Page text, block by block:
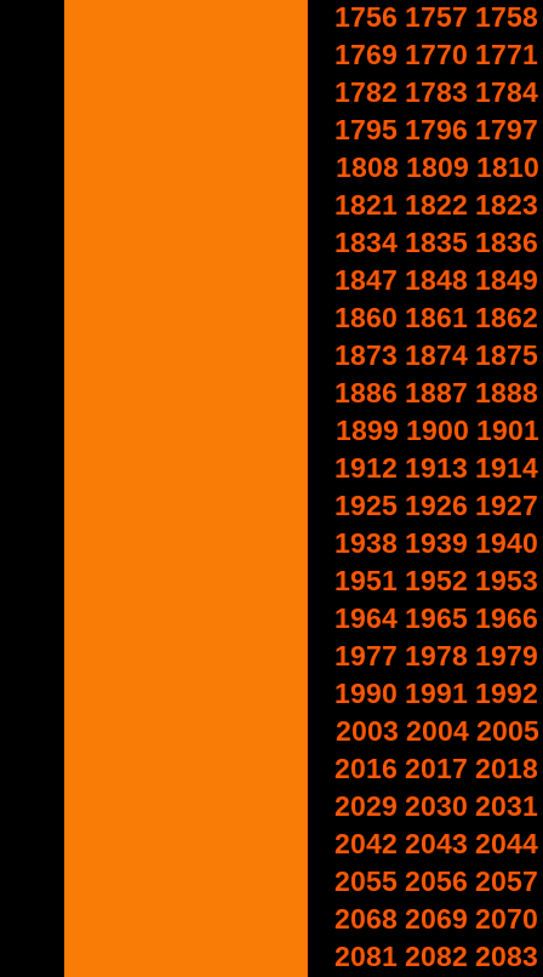
1756 1757 1758
1769 1770 1771
1782 1783 1784
1795 1796 1797
1808 1809 1810
1821 1822 1823
1834 1835 1836
1847 1848 1849
1860 1861 1862
1873 1874 1875
1886 1887 1888
1899 1900 1901
1912 1913 1914
1925 1926 1927
1938 1939 1940
1951 1952 1953
1964 1965 1966
1977 1978 1979
1990 1991 1992
2003 2004 2005
2016 2017 2018
2029 2030 2031
2042 2043 2044
2055 2056 2057
2068 2069 2070
2081 2082 2083